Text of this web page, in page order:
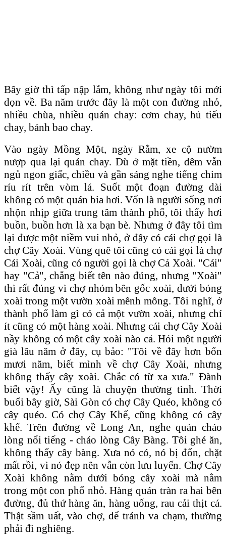
Bây giờ thì tấp nập lắm, không như ngày tôi mới
dọn về. Ba năm trước đây là một con đường nhỏ,
nhiều chùa, nhiều quán chay: cơm chay, hủ tiếu
chay, bánh bao chay.
Vào ngày Mồng Một, ngày Rằm, xe cộ nườm
nượp qua lại quán chay. Dù ở mặt tiền, đêm vẫn
ngủ ngon giấc, chiều và gần sáng nghe tiếng chim
ríu rít trên vòm lá. Suốt một đoạn đường dài
không có một quán bia hơi. Vốn là người sống nơi
nhộn nhịp giữa trung tâm thành phố, tôi thấy hơi
buồn, buồn hơn là xa bạn bè. Nhưng ở đây tôi tìm
lại được một niềm vui nhỏ, ở đây có cái chợ gọi là
chợ Cây Xoài. Vùng quê tôi cũng có cái gọi là chợ
Cái Xoài, cũng có người gọi là chợ Cả Xoài. "Cái"
hay "Cả", chẳng biết tên nào đúng, nhưng "Xoài"
thì rất đúng vì chợ nhóm bên gốc xoài, dưới bóng
xoài trong một vườn xoài mênh mông. Tôi nghĩ, ở
thành phố làm gì có cả một vườn xoài, nhưng chí
ít cũng có một hàng xoài. Nhưng cái chợ Cây Xoài
nầy không có một cây xoài nào cả. Hỏi một người
già lâu năm ở đây, cụ bảo: "Tôi về đây hơn bốn
mươi năm, biết mình về chợ Cây Xoài, nhưng
không thấy cây xoài. Chắc có từ xa xưa." Đành
biết vậy! Ấy cũng là chuyện thường tình. Thời
buổi bây giờ, Sài Gòn có chợ Cây Quéo, không có
cây quéo. Có chợ Cây Khế, cũng không có cây
khế. Trên đường về Long An, nghe quán cháo
lòng nổi tiếng - cháo lòng Cây Bàng. Tôi ghé ăn,
không thấy cây bàng. Xưa nó có, nó bị đốn, chặt
mất rồi, vì nó đẹp nên vẫn còn lưu luyến. Chợ Cây
Xoài không nằm dưới bóng cây xoài mà nằm
trong một con phố nhỏ. Hàng quán tràn ra hai bên
đường, đủ thứ hàng ăn, hàng uống, rau cải thịt cá.
Thật sầm uất, vào chợ, để tránh va chạm, thường
phải đi nghiêng.